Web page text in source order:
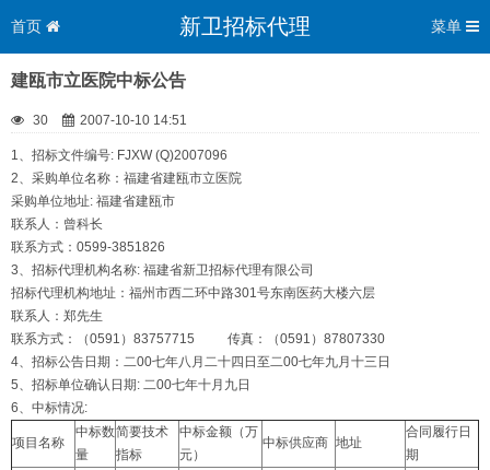
首页 新卫招标代理 菜单
建瓯市立医院中标公告
30 2007-10-10 14:51
1、招标文件编号: FJXW (Q)2007096
2、采购单位名称：福建省建瓯市立医院
采购单位地址: 福建省建瓯市
联系人：曾科长
联系方式：0599-3851826
3、招标代理机构名称: 福建省新卫招标代理有限公司
招标代理机构地址：福州市西二环中路301号东南医药大楼六层
联系人：郑先生
联系方式：（0591）83757715 传真：（0591）87807330
4、招标公告日期：二00七年八月二十四日至二00七年九月十三日
5、招标单位确认日期: 二00七年十月九日
6、中标情况:
项目名称
中标数
量
简要技术
指标
中标金额（万
元）
中标供应商 地址
合同履行日
期